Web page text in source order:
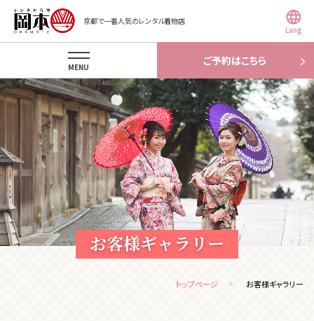
京都で一番人気のレンタル着物店
Lang
ご予約はこちら
MENU
お客様ギャラリー
トップページ お客様ギャラリー